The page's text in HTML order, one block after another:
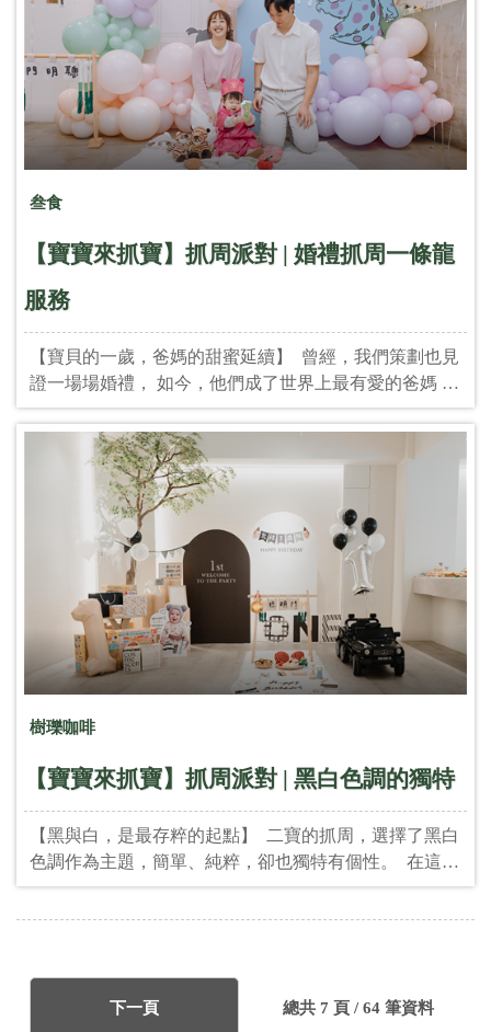
&nbsp; &nbsp; &nbsp; &nbsp; &nbsp; &nbsp;
&nbsp; &nbsp; &nbsp; &nbsp; &nbsp; &nbsp; &nbsp;
&nbsp; &nbsp; &nbsp; &nbsp; +派對統籌與主持：
@2in1_party +場地: @2018stay2018
叁食
【寶寶來抓寶】抓周派對 | 婚禮抓周一條龍
服務
【寶貝的一歲，爸媽的甜蜜延續】 曾經，我們策劃也見
證一場場婚禮， 如今，他們成了世界上最有愛的爸媽 。
這場抓周派對，不只是寶寶的第一次生日， 更是我們與
這個家庭的第二次緣分！ 從婚禮的啟程，到育兒的甜
蜜， 很榮幸再次陪伴這對「TWO in ONE新人」 為他們
的小寶貝打造一場怪獸電力公司主題的夢幻抓周～ 毛
怪、小麥克都來了，連阿布也變身成了我們的小壽星，
歡樂滿點、可愛爆棚！ 還有讓人 會心一笑的「選老公
的趣味活動」 小女孩挑選的第一位男神，會是誰？ 爸媽
笑成一團，賓客全場起鬨，是整場派對的最高潮！
TWO in ONE，從婚禮到抓周， 一路走來，收藏一場場
每個人生的重要時刻。 +派對統籌與主持：
@2in1_party +場地: @thirty_food
樹瓅咖啡
【寶寶來抓寶】抓周派對 | 黑白色調的獨特
【黑與白，是最存粹的起點】 二寶的抓周，選擇了黑白
色調作為主題，簡單、純粹，卻也獨特有個性。 在這一
天，我們不給未來任何框架，只讓孩子用自己的小手，
一點，大寶當年也一定選妳們！ 主持人連服裝都呼應主
下一頁 總共 7 頁 / 64 筆資料